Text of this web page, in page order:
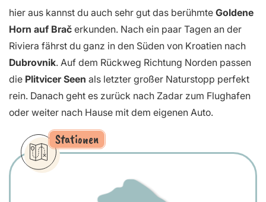
hier aus kannst du auch sehr gut das berühmte Goldene
Horn auf Brač erkunden. Nach ein paar Tagen an der
Riviera fährst du ganz in den Süden von Kroatien nach
Dubrovnik. Auf dem Rückweg Richtung Norden passen
die Plitvicer Seen als letzter großer Naturstopp perfekt
rein. Danach geht es zurück nach Zadar zum Flughafen
oder weiter nach Hause mit dem eigenen Auto.
Stationen